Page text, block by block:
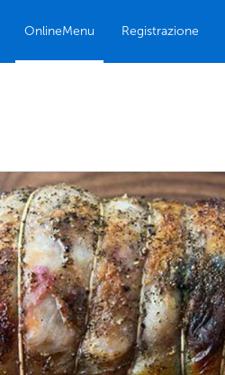
OnlineMenu Registrazione